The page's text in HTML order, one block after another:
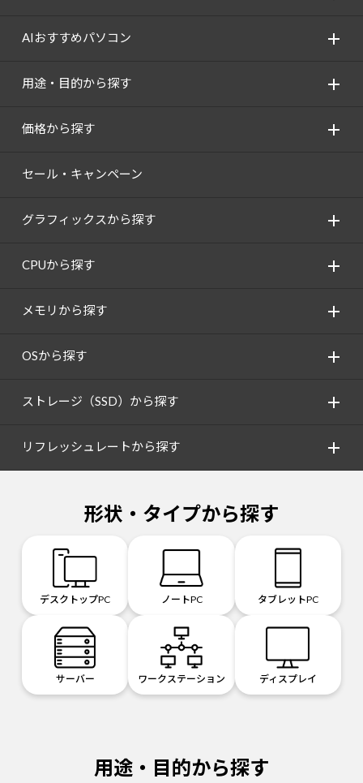
AIおすすめパソコン
用途・目的から探す
価格から探す
セール・キャンペーン
グラフィックスから探す
CPUから探す
メモリから探す
OSから探す
ストレージ（SSD）から探す
リフレッシュレートから探す
形状・タイプから探す
デスクトップPC ノートPC タブレットPC
サーバー ワークステーション ディスプレイ
用途・目的から探す